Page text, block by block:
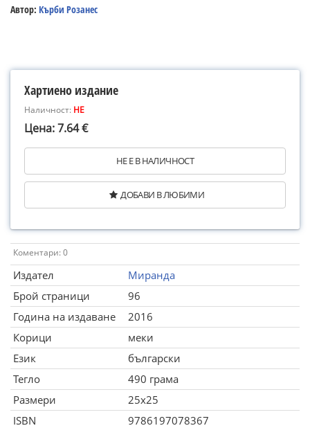
Автор: Кърби Розанес
Хартиено издание
Наличност: НЕ
Цена: 7.64 €
НЕ Е В НАЛИЧНОСТ
ДОБАВИ В ЛЮБИМИ
Коментари: 0
Издател
Миранда
Брой страници
96
Година на издаване
2016
Корици
меки
Език
български
Тегло
490 грама
Размери
25x25
ISBN
9786197078367